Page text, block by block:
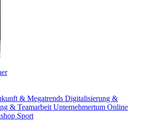
& Megatrends Digitalisierung &
& Teamarbeit Unternehmertum Online
Sport